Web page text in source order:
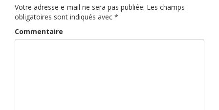
Votre adresse e-mail ne sera pas publiée. Les champs
obligatoires sont indiqués avec *
Commentaire